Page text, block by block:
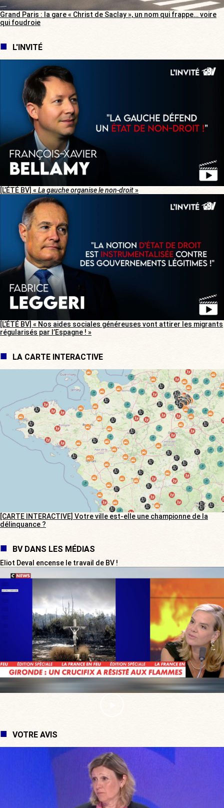
Grand Paris : la gare « Christ de Saclay », un nom qui frappe… voire
qui foudroie
L'INVITÉ
[L’ÉTÉ BV] « La gauche organise le non-droit»
[L’ÉTÉ BV] « Nos aides sociales généreuses vont attirer les migrants
régularisés par l’Espagne ! »
LA CARTE INTERACTIVE
[CARTE INTERACTIVE] Votre ville est-elle une championne de la
délinquance ?
BV DANS LES MÉDIAS
Eliot Deval encense le travail de BV !
VOTRE AVIS